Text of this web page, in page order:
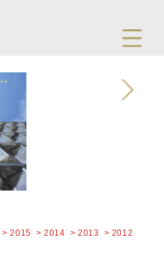
..
> 2015 > 2014 > 2013
> 2012